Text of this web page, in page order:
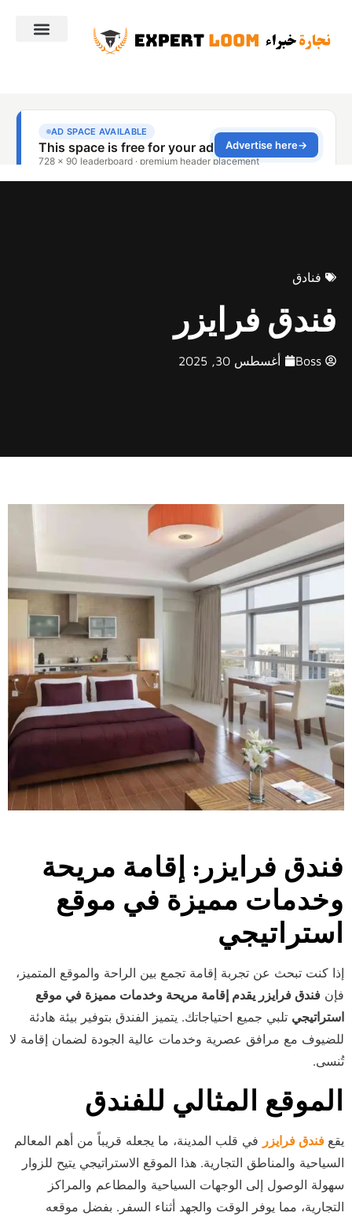
فنادق
فندق فرايزر
Boss أغسطس 30, 2025
فندق فرايزر: إقامة مريحة
وخدمات مميزة في موقع
استراتيجي
إذا كنت تبحث عن تجربة إقامة تجمع بين الراحة والموقع المتميز،
فإن فندق فرايزر يقدم إقامة مريحة وخدمات مميزة في موقع
استراتيجي تلبي جميع احتياجاتك. يتميز الفندق بتوفير بيئة هادئة
للضيوف مع مرافق عصرية وخدمات عالية الجودة لضمان إقامة لا
تُنسى.
الموقع المثالي للفندق
يقع فندق فرايزر
في قلب المدينة، ما يجعله قريباً من أهم المعالم
السياحية والمناطق التجارية. هذا الموقع الاستراتيجي يتيح للزوار
سهولة الوصول إلى الوجهات السياحية والمطاعم والمراكز
التجارية، مما يوفر الوقت والجهد أثناء السفر. بفضل موقعه